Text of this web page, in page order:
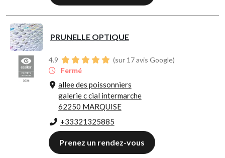
PRUNELLE OPTIQUE
4.9
(sur 17 avis Google)
Fermé
allee des poissonniers
galerie c cial intermarche
62250 MARQUISE
+33321325885
Prenez un rendez-vous